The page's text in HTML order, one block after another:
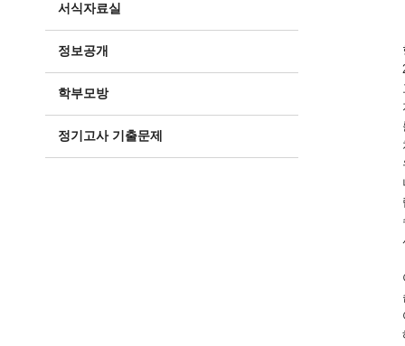
서식자료실
정보공개
학부모방
정기고사 기출문제